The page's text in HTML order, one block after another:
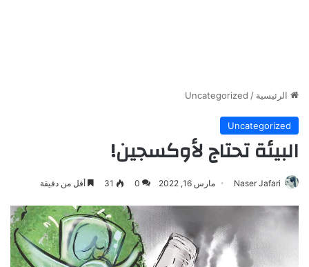
الرئيسية /
Uncategorized
Uncategorized
البيئة تحتاج لأوكسجين!
Naser Jafari مارس 16, 2022 0
31 أقل من دقيقة